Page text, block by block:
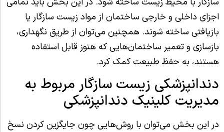
اجزای داخلی و خارجی ساختمان از مواد زیست سازگار یا
بازیافتی ساخته شوند. همچنین می‌توان از طریق نگهداری،
بازسازی و تعمیر ساختمان‌هایی که هنوز قابل استفاده
هستند، به حفظ طبیعت کمک کرد.
دندانپزشکی زیست سازگار مربوط به
مدیریت کلینیک دندانپزشکی
در این بخش می‌توان با روش‌هایی چون جایگزین کردن نسخ